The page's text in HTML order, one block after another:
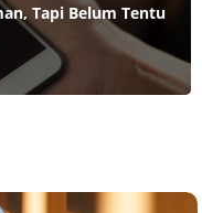
Tapi Belum Tentu